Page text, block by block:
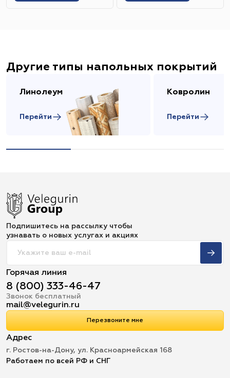
Другие типы напольных покрытий
Линолеум
Перейти
Ковролин
Перейти
Подпишитесь на рассылку чтобы
узнавать о новых услугах и акциях
Горячая линия
8 (800) 333-46-47
Звонок бесплатный
mail@velegurin.ru
Перезвоните мне
Адрес
г. Ростов-на-Дону, ул. Красноармейская 168
Работаем по всей РФ и СНГ